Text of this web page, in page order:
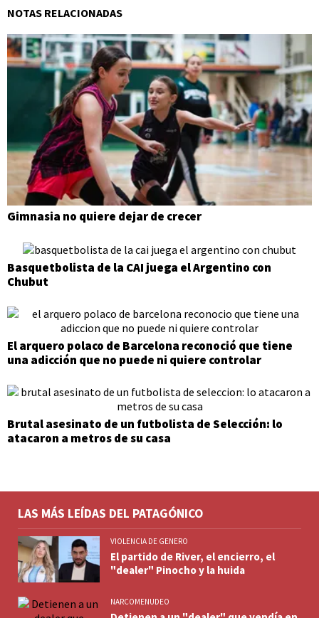
NOTAS RELACIONADAS
Gimnasia no quiere dejar de crecer
Basquetbolista de la CAI juega el Argentino con
Chubut
El arquero polaco de Barcelona reconoció que tiene
una adicción que no puede ni quiere controlar
Brutal asesinato de un futbolista de Selección: lo
atacaron a metros de su casa
LAS MÁS LEÍDAS DEL PATAGÓNICO
VIOLENCIA DE GENERO
El partido de River, el encierro, el
"dealer" Pinocho y la huida
NARCOMENUDEO